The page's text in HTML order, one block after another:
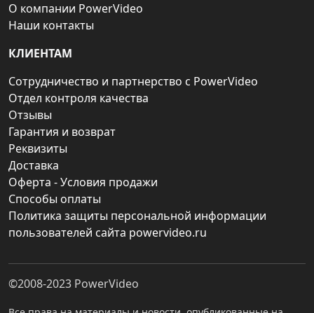
О компании PowerVideo
Наши контакты
КЛИЕНТАМ
Сотрудничество и партнерство с PowerVideo
Отдел контроля качества
Отзывы
Гарантия и возврат
Реквизиты
Доставка
Оферта - Условия продажи
Способы оплаты
Политика защиты персональной информации
пользователей сайта powervideo.ru
©2008-2023 PowerVideo